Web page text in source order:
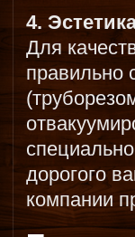
4.
Для
правильно
дорогого
компании